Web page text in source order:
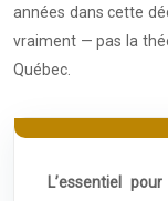
années dans cette
vraiment — pas la
Québec.
L’essentiel